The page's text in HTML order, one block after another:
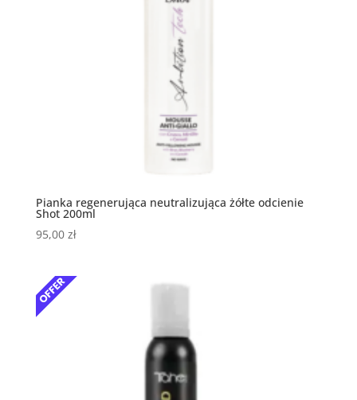
Pianka regenerująca neutralizująca żółte odcienie
Shot 200ml
95,00 zł